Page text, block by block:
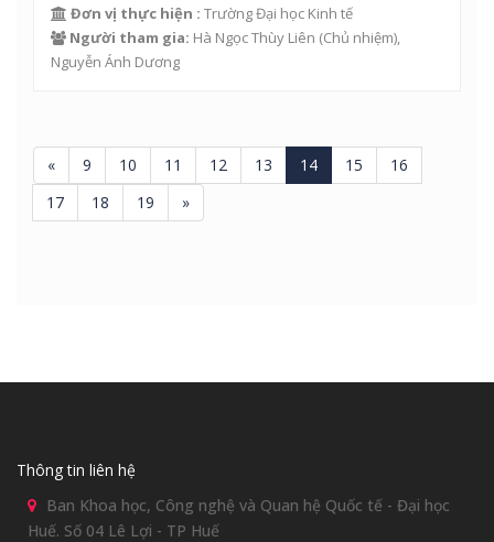
Đơn vị thực hiện : Trường Đại học Kinh tế
Người tham gia: Hà Ngọc Thùy Liên (Chủ nhiệm),
Nguyễn Ánh Dương
« 9 10 11 12 13 14 15
16
17
18 19 »
Thông tin liên hệ
Ban Khoa học, Công nghệ và Quan hệ Quốc tế - Đại học
Huế. Số 04 Lê Lợi - TP Huế